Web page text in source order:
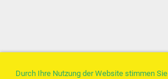
Durch Ihre Nutzung der Website stimmen Sie